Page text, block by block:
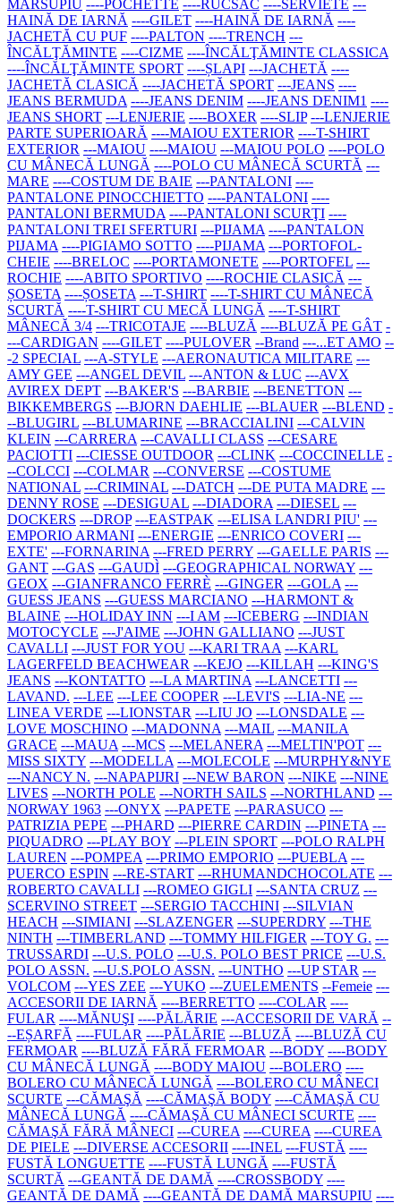
MARSUPIU ----POCHETTE ----RUCSAC ----SERVIETE ---
HAINĂ DE IARNĂ ----GILET ----HAINĂ DE IARNĂ ----
JACHETĂ CU PUF ----PALTON ----TRENCH ---
ÎNCĂLŢĂMINTE ----CIZME ----ÎNCĂLŢĂMINTE CLASSICA
----ÎNCĂLŢĂMINTE SPORT ----ȘLAPI ---JACHETĂ ----
JACHETĂ CLASICĂ ----JACHETĂ SPORT ---JEANS ----
JEANS BERMUDA ----JEANS DENIM ----JEANS DENIM1 ----
JEANS SHORT ---LENJERIE ----BOXER ----SLIP ---LENJERIE
PARTE SUPERIOARĂ ----MAIOU EXTERIOR ----T-SHIRT
EXTERIOR ---MAIOU ----MAIOU ---MAIOU POLO ----POLO
CU MÂNECĂ LUNGĂ ----POLO CU MÂNECĂ SCURTĂ ---
MARE ----COSTUM DE BAIE ---PANTALONI ----
PANTALONE PINOCCHIETTO ----PANTALONI ----
PANTALONI BERMUDA ----PANTALONI SCURŢI ----
PANTALONI TREI SFERTURI ---PIJAMA ----PANTALON
PIJAMA ----PIGIAMO SOTTO ----PIJAMA ---PORTOFOL-
CHEIE ----BRELOC ----PORTAMONETE ----PORTOFEL ---
ROCHIE ----ABITO SPORTIVO ----ROCHIE CLASICĂ ---
ȘOSETA ----ȘOSETA ---T-SHIRT ----T-SHIRT CU MÂNECĂ
SCURTĂ ----T-SHIRT CU MECĂ LUNGĂ ----T-SHIRT
MÂNECĂ 3/4 ---TRICOTAJE ----BLUZĂ ----BLUZĂ PE GÂT -
---CARDIGAN ----GILET ----PULOVER --Brand ---...ET AMO --
-2 SPECIAL ---A-STYLE ---AERONAUTICA MILITARE ---
AMY GEE ---ANGEL DEVIL ---ANTON & LUC ---AVX
AVIREX DEPT ---BAKER'S ---BARBIE ---BENETTON ---
BIKKEMBERGS ---BJORN DAEHLIE ---BLAUER ---BLEND -
--BLUGIRL ---BLUMARINE ---BRACCIALINI ---CALVIN
KLEIN ---CARRERA ---CAVALLI CLASS ---CESARE
PACIOTTI ---CIESSE OUTDOOR ---CLINK ---COCCINELLE -
--COLCCI ---COLMAR ---CONVERSE ---COSTUME
NATIONAL ---CRIMINAL ---DATCH ---DE PUTA MADRE ---
DENNY ROSE ---DESIGUAL ---DIADORA ---DIESEL ---
DOCKERS ---DROP ---EASTPAK ---ELISA LANDRI PIU' ---
EMPORIO ARMANI ---ENERGIE ---ENRICO COVERI ---
EXTE' ---FORNARINA ---FRED PERRY ---GAELLE PARIS ---
GANT ---GAS ---GAUDÌ ---GEOGRAPHICAL NORWAY ---
GEOX ---GIANFRANCO FERRÈ ---GINGER ---GOLA ---
GUESS JEANS ---GUESS MARCIANO ---HARMONT &
BLAINE ---HOLIDAY INN ---I AM ---ICEBERG ---INDIAN
MOTOCYCLE ---J'AIME ---JOHN GALLIANO ---JUST
CAVALLI ---JUST FOR YOU ---KARI TRAA ---KARL
LAGERFELD BEACHWEAR ---KEJO ---KILLAH ---KING'S
JEANS ---KONTATTO ---LA MARTINA ---LANCETTI ---
LAVAND. ---LEE ---LEE COOPER ---LEVI'S ---LIA-NE ---
LINEA VERDE ---LIONSTAR ---LIU JO ---LONSDALE ---
LOVE MOSCHINO ---MADONNA ---MAIL ---MANILA
GRACE ---MAUA ---MCS ---MELANERA ---MELTIN'POT ---
MISS SIXTY ---MODELLA ---MOLECOLE ---MURPHY&NYE
---NANCY N. ---NAPAPIJRI ---NEW BARON ---NIKE ---NINE
LIVES ---NORTH POLE ---NORTH SAILS ---NORTHLAND ---
NORWAY 1963 ---ONYX ---PAPETE ---PARASUCO ---
PATRIZIA PEPE ---PHARD ---PIERRE CARDIN ---PINETA ---
PIQUADRO ---PLAY BOY ---PLEIN SPORT ---POLO RALPH
LAUREN ---POMPEA ---PRIMO EMPORIO ---PUEBLA ---
PUERCO ESPIN ---RE-START ---RHUMANDCHOCOLATE ---
ROBERTO CAVALLI ---ROMEO GIGLI ---SANTA CRUZ ---
SCERVINO STREET ---SERGIO TACCHINI ---SILVIAN
HEACH ---SIMIANI ---SLAZENGER ---SUPERDRY ---THE
NINTH ---TIMBERLAND ---TOMMY HILFIGER ---TOY G. ---
TRUSSARDI ---U.S. POLO ---U.S. POLO BEST PRICE ---U.S.
POLO ASSN. ---U.S.POLO ASSN. ---UNTHO ---UP STAR ---
VOLCOM ---YES ZEE ---YUKO ---ZUELEMENTS --Femeie ---
ACCESORII DE IARNĂ ----BERRETTO ----COLAR ----
FULAR ----MĂNUŞI ----PĂLĂRIE ---ACCESORII DE VARĂ --
--EȘARFĂ ----FULAR ----PĂLĂRIE ---BLUZĂ ----BLUZĂ CU
FERMOAR ----BLUZĂ FĂRĂ FERMOAR ---BODY ----BODY
CU MÂNECĂ LUNGĂ ----BODY MAIOU ---BOLERO ----
BOLERO CU MÂNECĂ LUNGĂ ----BOLERO CU MÂNECI
SCURTE ---CĂMAŞĂ ----CĂMAŞĂ BODY ----CĂMAŞĂ CU
MÂNECĂ LUNGĂ ----CĂMAŞĂ CU MÂNECI SCURTE ----
CĂMAŞĂ FĂRĂ MÂNECI ---CUREA ----CUREA ----CUREA
DE PIELE ---DIVERSE ACCESORII ----INEL ---FUSTĂ ----
FUSTĂ LONGUETTE ----FUSTĂ LUNGĂ ----FUSTĂ
SCURTĂ ---GEANTĂ DE DAMĂ ----CROSSBODY ----
GEANTĂ DE DAMĂ ----GEANTĂ DE DAMĂ MARSUPIU ----